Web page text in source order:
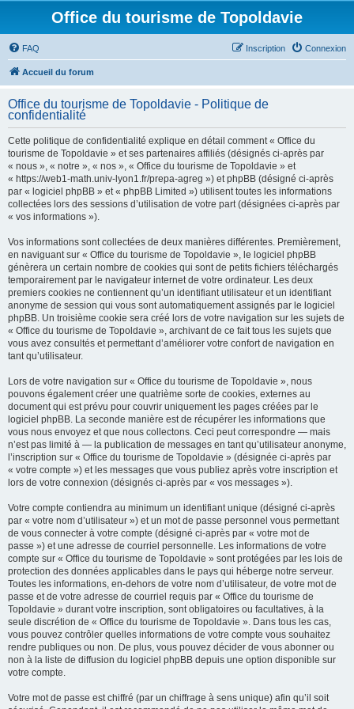
Office du tourisme de Topoldavie
FAQ Connexion
Inscription
Accueil du forum
Office du tourisme de Topoldavie - Politique de
confidentialité
Cette politique de confidentialité explique en détail comment « Office du
tourisme de Topoldavie » et ses partenaires affiliés (désignés ci-après par
« nous », « notre », « nos », « Office du tourisme de Topoldavie » et
« https://web1-math.univ-lyon1.fr/prepa-agreg ») et phpBB (désigné ci-après
par « logiciel phpBB » et « phpBB Limited ») utilisent toutes les informations
collectées lors des sessions d’utilisation de votre part (désignées ci-après par
« vos informations »).
Vos informations sont collectées de deux manières différentes. Premièrement,
en naviguant sur « Office du tourisme de Topoldavie », le logiciel phpBB
génèrera un certain nombre de cookies qui sont de petits fichiers téléchargés
temporairement par le navigateur internet de votre ordinateur. Les deux
premiers cookies ne contiennent qu’un identifiant utilisateur et un identifiant
anonyme de session qui vous sont automatiquement assignés par le logiciel
phpBB. Un troisième cookie sera créé lors de votre navigation sur les sujets de
« Office du tourisme de Topoldavie », archivant de ce fait tous les sujets que
vous avez consultés et permettant d’améliorer votre confort de navigation en
tant qu’utilisateur.
Lors de votre navigation sur « Office du tourisme de Topoldavie », nous
pouvons également créer une quatrième sorte de cookies, externes au
document qui est prévu pour couvrir uniquement les pages créées par le
logiciel phpBB. La seconde manière est de récupérer les informations que
vous nous envoyez et que nous collectons. Ceci peut correspondre — mais
n’est pas limité à — la publication de messages en tant qu’utilisateur anonyme,
l’inscription sur « Office du tourisme de Topoldavie » (désignée ci-après par
« votre compte ») et les messages que vous publiez après votre inscription et
lors de votre connexion (désignés ci-après par « vos messages »).
Votre compte contiendra au minimum un identifiant unique (désigné ci-après
par « votre nom d’utilisateur ») et un mot de passe personnel vous permettant
de vous connecter à votre compte (désigné ci-après par « votre mot de
passe ») et une adresse de courriel personnelle. Les informations de votre
compte sur « Office du tourisme de Topoldavie » sont protégées par les lois de
protection des données applicables dans le pays qui héberge notre serveur.
Toutes les informations, en-dehors de votre nom d’utilisateur, de votre mot de
passe et de votre adresse de courriel requis par « Office du tourisme de
Topoldavie » durant votre inscription, sont obligatoires ou facultatives, à la
seule discrétion de « Office du tourisme de Topoldavie ». Dans tous les cas,
vous pouvez contrôler quelles informations de votre compte vous souhaitez
rendre publiques ou non. De plus, vous pouvez décider de vous abonner ou
non à la liste de diffusion du logiciel phpBB depuis une option disponible sur
votre compte.
Votre mot de passe est chiffré (par un chiffrage à sens unique) afin qu’il soit